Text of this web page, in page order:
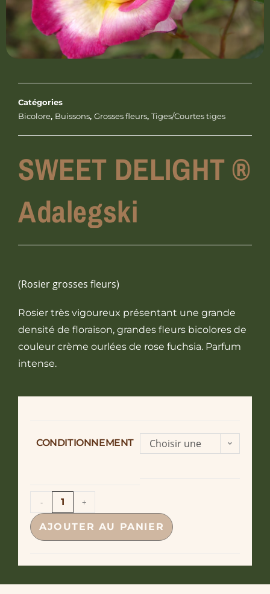
Catégories
Bicolore, Buissons, Grosses fleurs, Tiges/Courtes tiges
SWEET DELIGHT ®
Adalegski
(Rosier grosses fleurs)
Rosier très vigoureux présentant une grande
densité de floraison, grandes fleurs bicolores de
couleur crème ourlées de rose fuchsia. Parfum
intense.
CONDITIONNEMENT
Choisir une
- +
AJOUTER AU PANIER